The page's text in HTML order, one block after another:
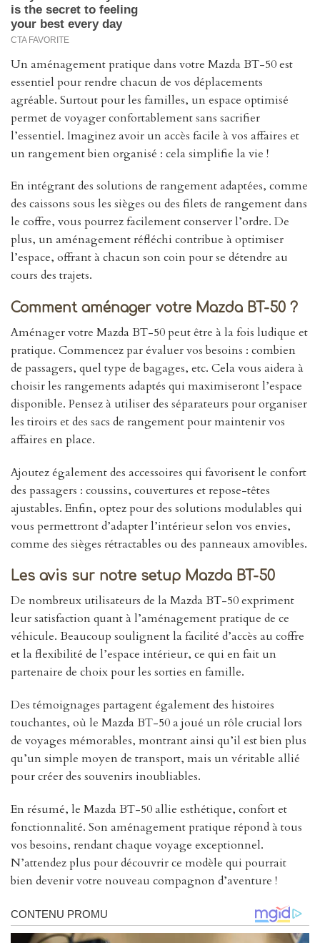
Un aménagement pratique dans votre Mazda BT-50 est
essentiel pour rendre chacun de vos déplacements
agréable. Surtout pour les familles, un espace optimisé
permet de voyager confortablement sans sacrifier
l’essentiel. Imaginez avoir un accès facile à vos affaires et
un rangement bien organisé : cela simplifie la vie !
En intégrant des solutions de rangement adaptées, comme
des caissons sous les sièges ou des filets de rangement dans
le coffre, vous pourrez facilement conserver l’ordre. De
plus, un aménagement réfléchi contribue à optimiser
l’espace, offrant à chacun son coin pour se détendre au
cours des trajets.
Comment aménager votre Mazda BT-50 ?
Aménager votre Mazda BT-50 peut être à la fois ludique et
pratique. Commencez par évaluer vos besoins : combien
de passagers, quel type de bagages, etc. Cela vous aidera à
choisir les rangements adaptés qui maximiseront l’espace
disponible. Pensez à utiliser des séparateurs pour organiser
les tiroirs et des sacs de rangement pour maintenir vos
affaires en place.
Ajoutez également des accessoires qui favorisent le confort
des passagers : coussins, couvertures et repose-têtes
ajustables. Enfin, optez pour des solutions modulables qui
vous permettront d’adapter l’intérieur selon vos envies,
comme des sièges rétractables ou des panneaux amovibles.
Les avis sur notre setup Mazda BT-50
De nombreux utilisateurs de la Mazda BT-50 expriment
leur satisfaction quant à l’aménagement pratique de ce
véhicule. Beaucoup soulignent la facilité d’accès au coffre
et la flexibilité de l’espace intérieur, ce qui en fait un
partenaire de choix pour les sorties en famille.
Des témoignages partagent également des histoires
touchantes, où le Mazda BT-50 a joué un rôle crucial lors
de voyages mémorables, montrant ainsi qu’il est bien plus
qu’un simple moyen de transport, mais un véritable allié
pour créer des souvenirs inoubliables.
En résumé, le Mazda BT-50 allie esthétique, confort et
fonctionnalité. Son aménagement pratique répond à tous
vos besoins, rendant chaque voyage exceptionnel.
N’attendez plus pour découvrir ce modèle qui pourrait
bien devenir votre nouveau compagnon d’aventure !